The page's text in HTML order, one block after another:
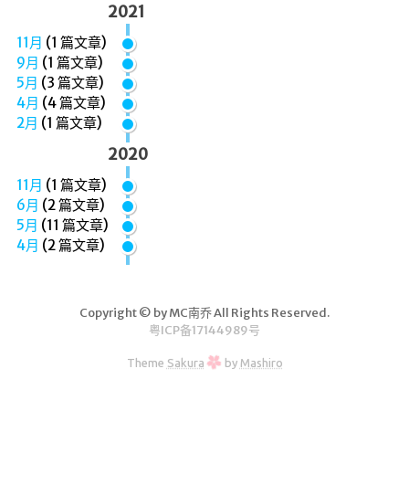
2021
11月 (1 篇文章)
9月 (1 篇文章)
5月 (3 篇文章)
4月 (4篇文章)
2月 (1 篇文章)
2020
11月 (1 篇文章)
6月 (2篇文章)
5月 (11 篇文章)
4月 (2篇文章)
Copyright © by MC南乔 All Rights Reserved.
粤ICP备17144989号
Theme Sakura by Mashiro
注册
登录